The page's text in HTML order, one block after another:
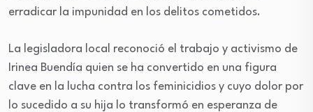
erradicar la impunidad en los delitos cometidos.
La legisladora local reconoció el trabajo y activismo de
Irinea Buendía quien se ha convertido en una figura
clave en la lucha contra los feminicidios y cuyo dolor por
lo sucedido a su hija lo transformó en esperanza de